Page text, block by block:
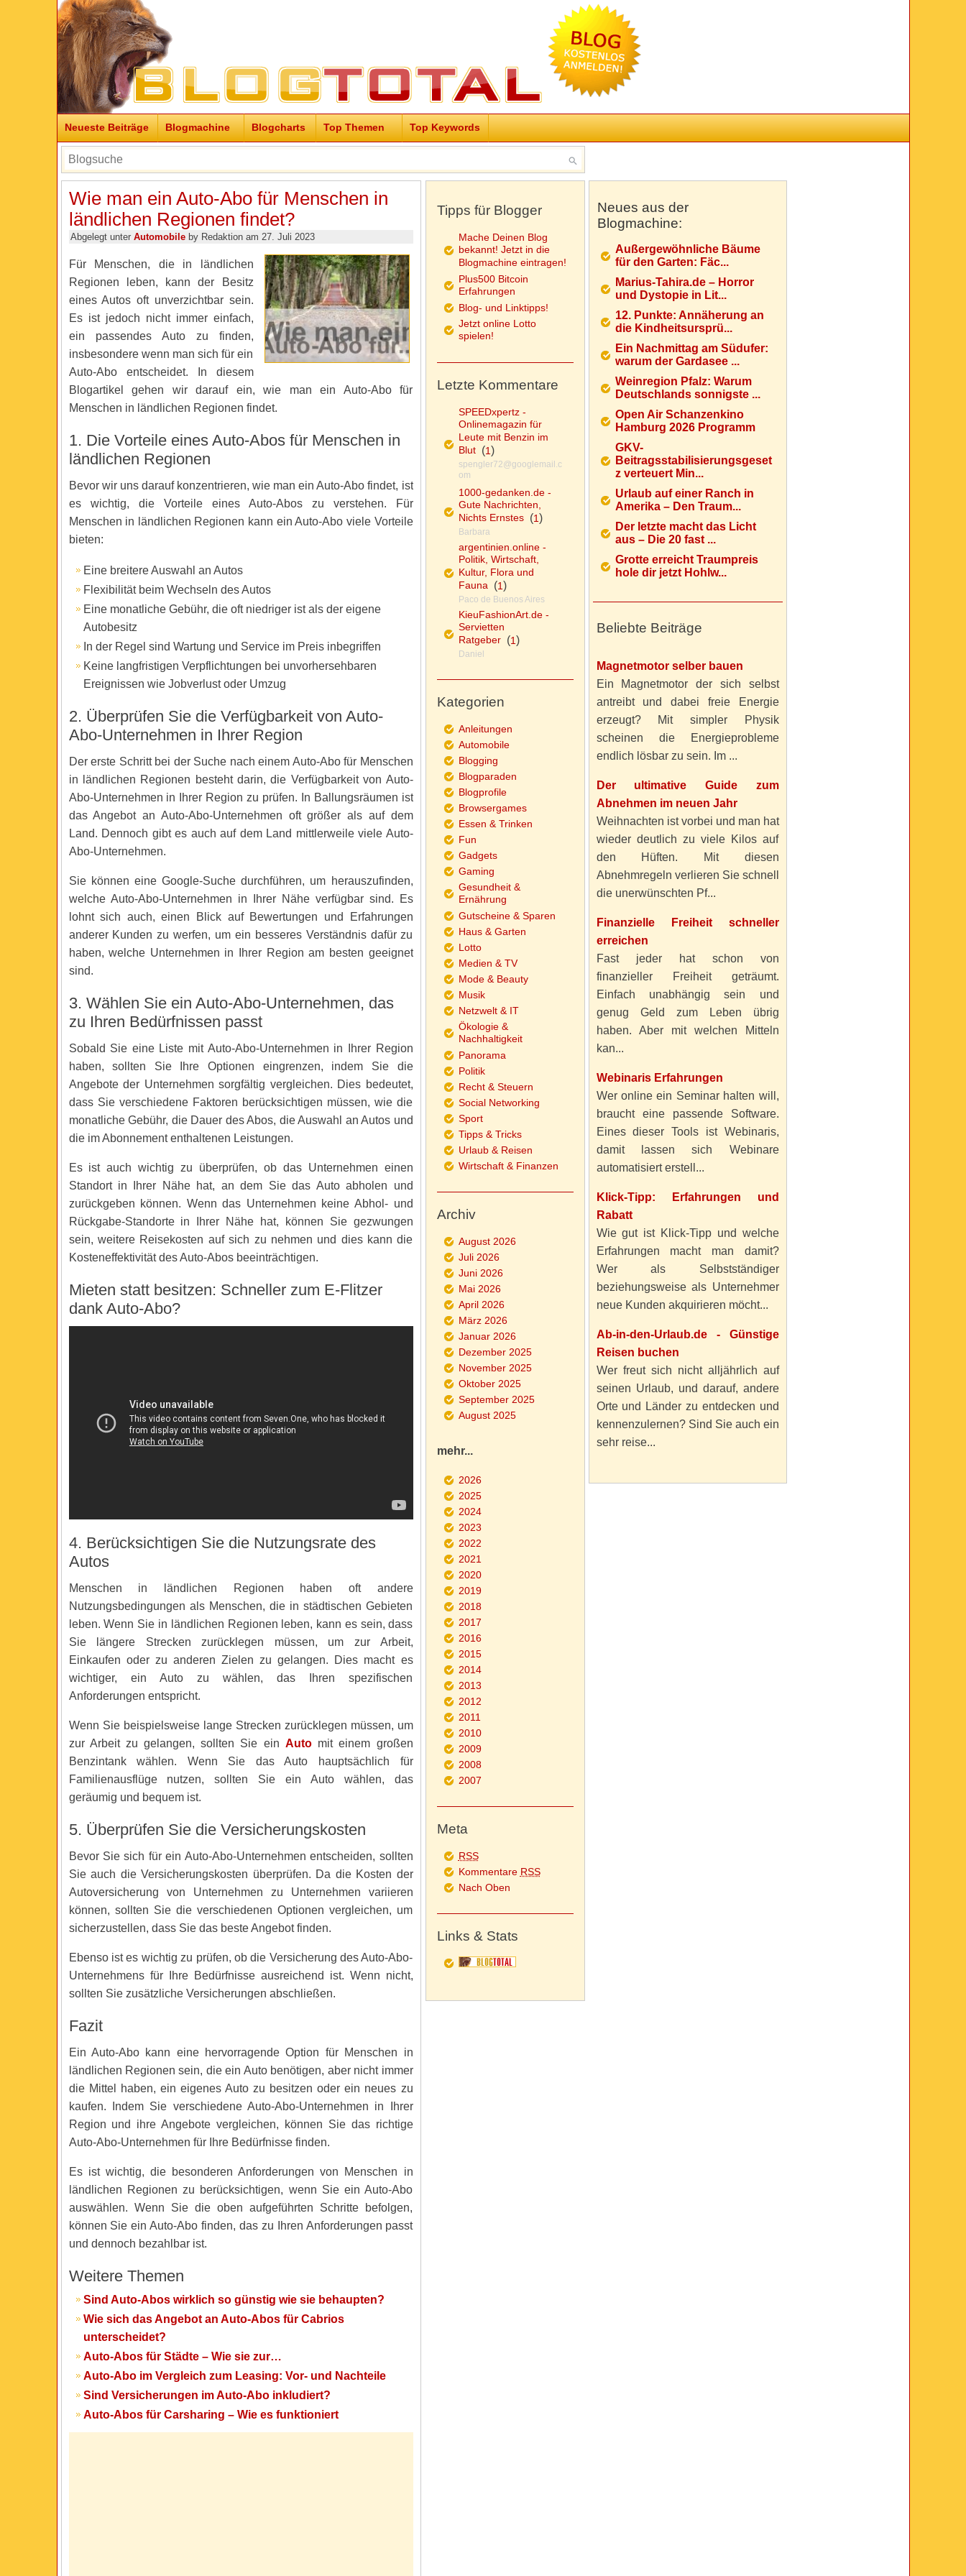
Neueste Beiträge Blogmachine Blogcharts Top Themen Top Keywords
Wie man ein Auto-Abo für Menschen in
ländlichen Regionen findet?
Abgelegt unter Automobileby Redaktion am 27. Juli 2023
Für Menschen, die in ländlichen
Regionen leben, kann der Besitz
eines Autos oft unverzichtbar sein.
Es ist jedoch nicht immer einfach,
ein passendes Auto zu finden,
insbesondere wenn man sich für ein
Auto-Abo entscheidet. In diesem
Blogartikel gehen wir darauf ein, wie man ein Auto-Abo für
Menschen in ländlichen Regionen findet.
1. Die Vorteile eines Auto-Abos für Menschen in
ländlichen Regionen
Bevor wir uns darauf konzentrieren, wie man ein Auto-Abo findet, ist
es wichtig, die Vorteile eines Auto-Abos zu verstehen. Für
Menschen in ländlichen Regionen kann ein Auto-Abo viele Vorteile
bieten:
Eine breitere Auswahl an Autos
Flexibilität beim Wechseln des Autos
Eine monatliche Gebühr, die oft niedriger ist als der eigene
Autobesitz
In der Regel sind Wartung und Service im Preis inbegriffen
Keine langfristigen Verpflichtungen bei unvorhersehbaren
Ereignissen wie Jobverlust oder Umzug
2. Überprüfen Sie die Verfügbarkeit von Auto-
Abo-Unternehmen in Ihrer Region
Der erste Schritt bei der Suche nach einem Auto-Abo für Menschen
in ländlichen Regionen besteht darin, die Verfügbarkeit von Auto-
Abo-Unternehmen in Ihrer Region zu prüfen. In Ballungsräumen ist
das Angebot an Auto-Abo-Unternehmen oft größer als auf dem
Land. Dennoch gibt es auch auf dem Land mittlerweile viele Auto-
Abo-Unternehmen.
Sie können eine Google-Suche durchführen, um herauszufinden,
welche Auto-Abo-Unternehmen in Ihrer Nähe verfügbar sind. Es
lohnt sich auch, einen Blick auf Bewertungen und Erfahrungen
anderer Kunden zu werfen, um ein besseres Verständnis dafür zu
haben, welche Unternehmen in Ihrer Region am besten geeignet
sind.
3. Wählen Sie ein Auto-Abo-Unternehmen, das
zu Ihren Bedürfnissen passt
Sobald Sie eine Liste mit Auto-Abo-Unternehmen in Ihrer Region
haben, sollten Sie Ihre Optionen eingrenzen, indem Sie die
Angebote der Unternehmen sorgfältig vergleichen. Dies bedeutet,
dass Sie verschiedene Faktoren berücksichtigen müssen, wie die
monatliche Gebühr, die Dauer des Abos, die Auswahl an Autos und
die im Abonnement enthaltenen Leistungen.
Es ist auch wichtig zu überprüfen, ob das Unternehmen einen
Standort in Ihrer Nähe hat, an dem Sie das Auto abholen und
zurückgeben können. Wenn das Unternehmen keine Abhol- und
Rückgabe-Standorte in Ihrer Nähe hat, können Sie gezwungen
sein, weitere Reisekosten auf sich zu nehmen und dies kann die
Kosteneffektivität des Auto-Abos beeinträchtigen.
Mieten statt besitzen: Schneller zum E-Flitzer
dank Auto-Abo?
4. Berücksichtigen Sie die Nutzungsrate des
Autos
Menschen in ländlichen Regionen haben oft andere
Nutzungsbedingungen als Menschen, die in städtischen Gebieten
leben. Wenn Sie in ländlichen Regionen leben, kann es sein, dass
Sie längere Strecken zurücklegen müssen, um zur Arbeit,
Einkaufen oder zu anderen Zielen zu gelangen. Dies macht es
wichtiger, ein Auto zu wählen, das Ihren spezifischen
Anforderungen entspricht.
Wenn Sie beispielsweise lange Strecken zurücklegen müssen, um
zur Arbeit zu gelangen, sollten Sie ein Automit einem großen
Benzintank wählen. Wenn Sie das Auto hauptsächlich für
Familienausflüge nutzen, sollten Sie ein Auto wählen, das
geräumig und bequem ist.
5. Überprüfen Sie die Versicherungskosten
Bevor Sie sich für ein Auto-Abo-Unternehmen entscheiden, sollten
Sie auch die Versicherungskosten überprüfen. Da die Kosten der
Autoversicherung von Unternehmen zu Unternehmen variieren
können, sollten Sie die verschiedenen Optionen vergleichen, um
sicherzustellen, dass Sie das beste Angebot finden.
Ebenso ist es wichtig zu prüfen, ob die Versicherung des Auto-Abo-
Unternehmens für Ihre Bedürfnisse ausreichend ist. Wenn nicht,
sollten Sie zusätzliche Versicherungen abschließen.
Fazit
Ein Auto-Abo kann eine hervorragende Option für Menschen in
ländlichen Regionen sein, die ein Auto benötigen, aber nicht immer
die Mittel haben, ein eigenes Auto zu besitzen oder ein neues zu
kaufen. Indem Sie verschiedene Auto-Abo-Unternehmen in Ihrer
Region und ihre Angebote vergleichen, können Sie das richtige
Auto-Abo-Unternehmen für Ihre Bedürfnisse finden.
Es ist wichtig, die besonderen Anforderungen von Menschen in
ländlichen Regionen zu berücksichtigen, wenn Sie ein Auto-Abo
auswählen. Wenn Sie die oben aufgeführten Schritte befolgen,
können Sie ein Auto-Abo finden, das zu Ihren Anforderungen passt
und dennoch bezahlbar ist.
Weitere Themen
Sind Auto-Abos wirklich so günstig wie sie behaupten?
Wie sich das Angebot an Auto-Abos für Cabrios
unterscheidet?
Auto-Abos für Städte – Wie sie zur…
Auto-Abo im Vergleich zum Leasing: Vor- und Nachteile
Sind Versicherungen im Auto-Abo inkludiert?
Auto-Abos für Carsharing – Wie es funktioniert
Neues aus der
Blogmachine:
Außergewöhnliche Bäume
für den Garten: Fäc...
Marius-Tahira.de – Horror
und Dystopie in Lit...
12. Punkte: Annäherung an
die Kindheitsursprü...
Ein Nachmittag am Südufer:
warum der Gardasee ...
Weinregion Pfalz: Warum
Deutschlands sonnigste ...
Open Air Schanzenkino
Hamburg 2026 Programm
GKV-
Beitragsstabilisierungsgeset
z verteuert Min...
Urlaub auf einer Ranch in
Amerika – Den Traum...
Der letzte macht das Licht
aus – Die 20 fast ...
Grotte erreicht Traumpreis
hole dir jetzt Hohlw...
Beliebte Beiträge
Magnetmotor selber bauen
Ein Magnetmotor der sich selbst
antreibt und dabei freie Energie
erzeugt? Mit simpler Physik
scheinen die Energieprobleme
endlich lösbar zu sein. Im ...
Der ultimative Guide zum
Abnehmen im neuen Jahr
Weihnachten ist vorbei und man hat
wieder deutlich zu viele Kilos auf
den Hüften. Mit diesen
Abnehmregeln verlieren Sie schnell
die unerwünschten Pf...
Finanzielle Freiheit schneller
erreichen
Fast jeder hat schon von
finanzieller Freiheit geträumt.
Einfach unabhängig sein und
genug Geld zum Leben übrig
haben. Aber mit welchen Mitteln
kan...
Webinaris Erfahrungen
Wer online ein Seminar halten will,
braucht eine passende Software.
Eines dieser Tools ist Webinaris,
damit lassen sich Webinare
automatisiert erstell...
Klick-Tipp: Erfahrungen und
Rabatt
Wie gut ist Klick-Tipp und welche
Erfahrungen macht man damit?
Wer als Selbstständiger
beziehungsweise als Unternehmer
neue Kunden akquirieren möcht...
Ab-in-den-Urlaub.de - Günstige
Reisen buchen
Wer freut sich nicht alljährlich auf
seinen Urlaub, und darauf, andere
Orte und Länder zu entdecken und
kennenzulernen? Sind Sie auch ein
sehr reise...
Tipps für Blogger
Mache Deinen Blog
bekannt! Jetzt in die
Blogmachine eintragen!
Plus500 Bitcoin
Erfahrungen
Blog- und Linktipps!
Jetzt online Lotto
spielen!
Letzte Kommentare
SPEEDxpertz -
Onlinemagazin für
Leute mit Benzin im
Blut(1)
spengler72@googlemail.c
om
1000-gedanken.de -
Gute Nachrichten,
Nichts Ernstes(1)
Barbara
argentinien.online -
Politik, Wirtschaft,
Kultur, Flora und
Fauna(1)
Paco de Buenos Aires
KieuFashionArt.de -
Servietten
Ratgeber(1)
Daniel
Kategorien
Anleitungen
Automobile
Blogging
Blogparaden
Blogprofile
Browsergames
Essen & Trinken
Fun
Gadgets
Gaming
Gesundheit &
Ernährung
Gutscheine & Sparen
Haus & Garten
Lotto
Medien & TV
Mode & Beauty
Musik
Netzwelt & IT
Ökologie &
Nachhaltigkeit
Panorama
Politik
Recht & Steuern
Social Networking
Sport
Tipps & Tricks
Urlaub & Reisen
Wirtschaft & Finanzen
Archiv
August 2026
Juli 2026
Juni 2026
Mai 2026
April 2026
März 2026
Januar 2026
Dezember 2025
November 2025
Oktober 2025
September 2025
August 2025
mehr...
2026
2025
2024
2023
2022
2021
2020
2019
2018
2017
2016
2015
2014
2013
2012
2011
2010
2009
2008
2007
Meta
RSS
Kommentare RSS
Nach Oben
Links & Stats